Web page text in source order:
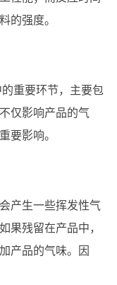
的强度。
重要环节，主要包
仅影响产品的气
要影响。
产生一些挥发性气
果残留在产品中，
产品的气味。因